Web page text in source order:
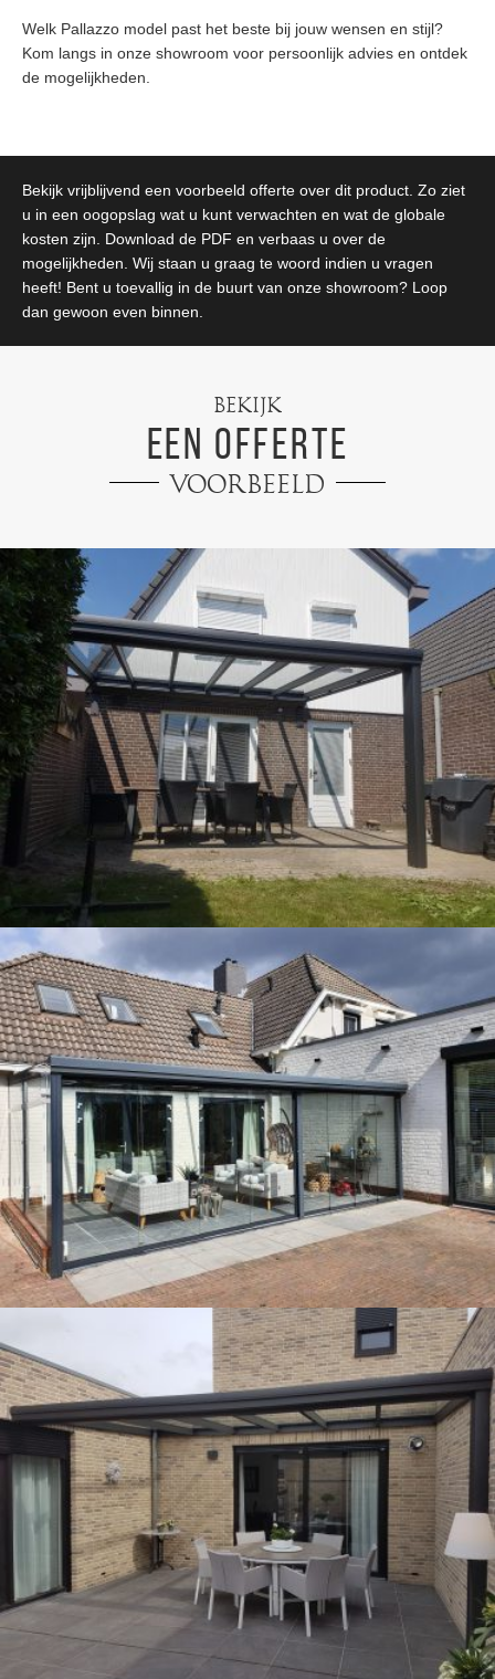
Welk Pallazzo model past het beste bij jouw wensen en stijl?
Kom langs in onze showroom voor persoonlijk advies en ontdek
de mogelijkheden.
Bekijk vrijblijvend een voorbeeld offerte over dit product. Zo ziet
u in een oogopslag wat u kunt verwachten en wat de globale
kosten zijn. Download de PDF en verbaas u over de
mogelijkheden. Wij staan u graag te woord indien u vragen
heeft! Bent u toevallig in de buurt van onze showroom? Loop
dan gewoon even binnen.
Bekijk
een offerte
Voorbeeld